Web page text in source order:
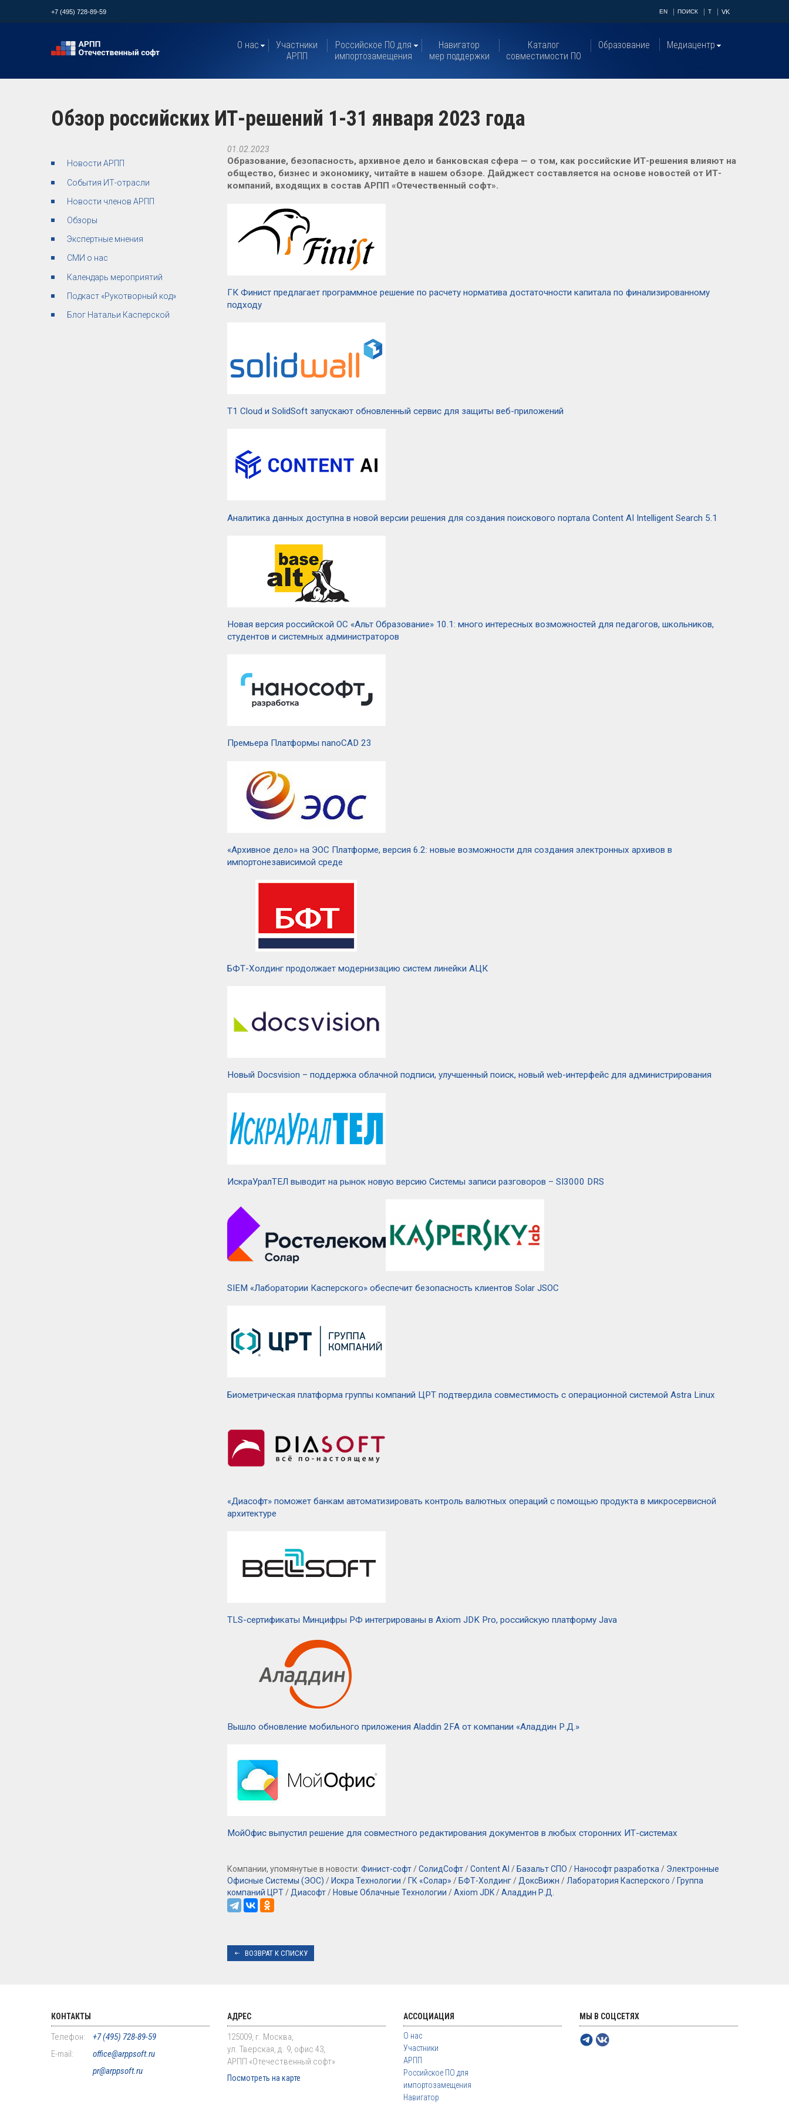
+7 (495) 728-89-59 EN ПОИСК T VK
О нас
Участники
АРПП
Российское ПО для
импортозамещения
Навигатор
мер поддержки
Каталог
совместимости ПО
Образование Медиацентр
Обзор российских ИТ-решений 1-31 января 2023 года
Новости АРПП
События ИТ-отрасли
Новости членов АРПП
Обзоры
Экспертные мнения
СМИ о нас
Календарь мероприятий
Подкаст «Рукотворный код»
Блог Натальи Касперской
01.02.2023
Образование, безопасность, архивное дело и банковская сфера — о том, как российские ИТ-решения влияют на
общество, бизнес и экономику, читайте в нашем обзоре. Дайджест составляется на основе новостей от ИТ-
компаний, входящих в состав АРПП «Отечественный софт».
ГК Финист предлагает программное решение по расчету норматива достаточности капитала по финализированному
подходу
T1 Cloud и SolidSoft запускают обновленный сервис для защиты веб-приложений
Аналитика данных доступна в новой версии решения для создания поискового портала Content AI Intelligent Search 5.1
Новая версия российской ОС «Альт Образование» 10.1: много интересных возможностей для педагогов, школьников,
студентов и системных администраторов
Премьера Платформы nanoCAD 23
«Архивное дело» на ЭОС Платформе, версия 6.2: новые возможности для создания электронных архивов в
импортонезависимой среде
БФТ-Холдинг продолжает модернизацию систем линейки АЦК
Новый Docsvision – поддержка облачной подписи, улучшенный поиск, новый web-интерфейс для администрирования
ИскраУралТЕЛ выводит на рынок новую версию Системы записи разговоров – SI3000 DRS
SIEM «Лаборатории Касперского» обеспечит безопасность клиентов Solar JSOC
Биометрическая платформа группы компаний ЦРТ подтвердила совместимость с операционной системой Astra Linux
«Диасофт» поможет банкам автоматизировать контроль валютных операций с помощью продукта в микросервисной
архитектуре
TLS-сертификаты Минцифры РФ интегрированы в Axiom JDK Pro, российскую платформу Java
Вышло обновление мобильного приложения Aladdin 2FA от компании «Аладдин Р.Д.»
МойОфис выпустил решение для совместного редактирования документов в любых сторонних ИТ-системах
Компании, упомянутые в новости: Финист-софт /СолидСофт /Content AI / Базальт СПО / Нанософт разработка / Электронные
Офисные Системы (ЭОС) / Искра Технологии / ГК «Солар» / БФТ-Холдинг / ДоксВижн / Лаборатория Касперского / Группа
компаний ЦРТ / Диасофт / Новые Облачные Технологии /Axiom JDK /Аладдин Р.Д.
ВОЗВРАТ К СПИСКУ
КОНТАКТЫ
Телефон:
+7 (495) 728-89-59
E-mail:
office@arppsoft.ru
pr@arppsoft.ru
АДРЕС
125009, г. Москва,
ул. Тверская, д. 9, офис 43,
АРПП «Отечественный софт»
Посмотреть на карте
АССОЦИАЦИЯ
О нас
Участники
АРПП
Российское ПО для
импортозамещения
Навигатор
МЫ В СОЦСЕТЯХ